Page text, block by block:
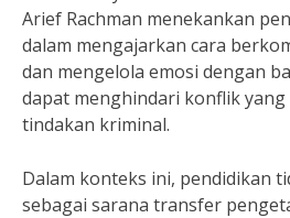
Arief Rachman menekankan
dalam mengajarkan cara
dan mengelola emosi dengan
dapat menghindari konflik
tindakan kriminal.
Dalam konteks ini, pendidikan
sebagai sarana transfer